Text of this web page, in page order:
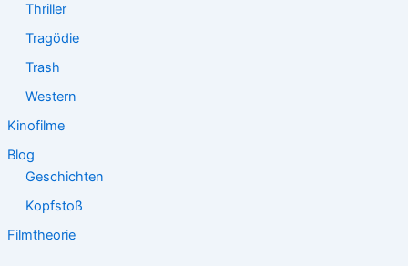
Thriller
Tragödie
Trash
Western
Kinofilme
Blog
Geschichten
Kopfstoß
Filmtheorie